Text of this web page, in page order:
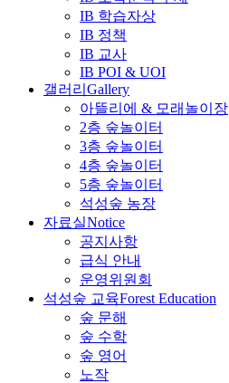
IB 학습자상
IB 정책
IB 교사
IB POI & UOI
갤러리 Gallery
아뜰리에 & 모래놀이장
2층 숲놀이터
3층 숲놀이터
4층 숲놀이터
5층 숲놀이터
석성숲 농장
자료실Notice
공지사항
급식 안내
운영위원회
석성숲 교육Forest Education
숲 문해
숲 수학
숲 영어
노작